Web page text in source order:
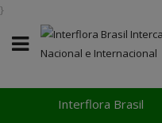
Interflora Brasil
}